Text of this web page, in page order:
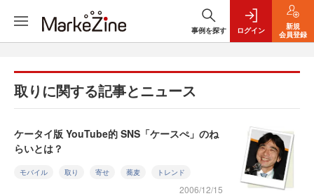
事例を探す ログイン
新規
会員登録
取りに関する記事とニュース
ケータイ版 YouTube的 SNS「ケースぺ」のね
らいとは？
モバイル 取り 寄せ 蕎麦 トレンド
2006/12/15